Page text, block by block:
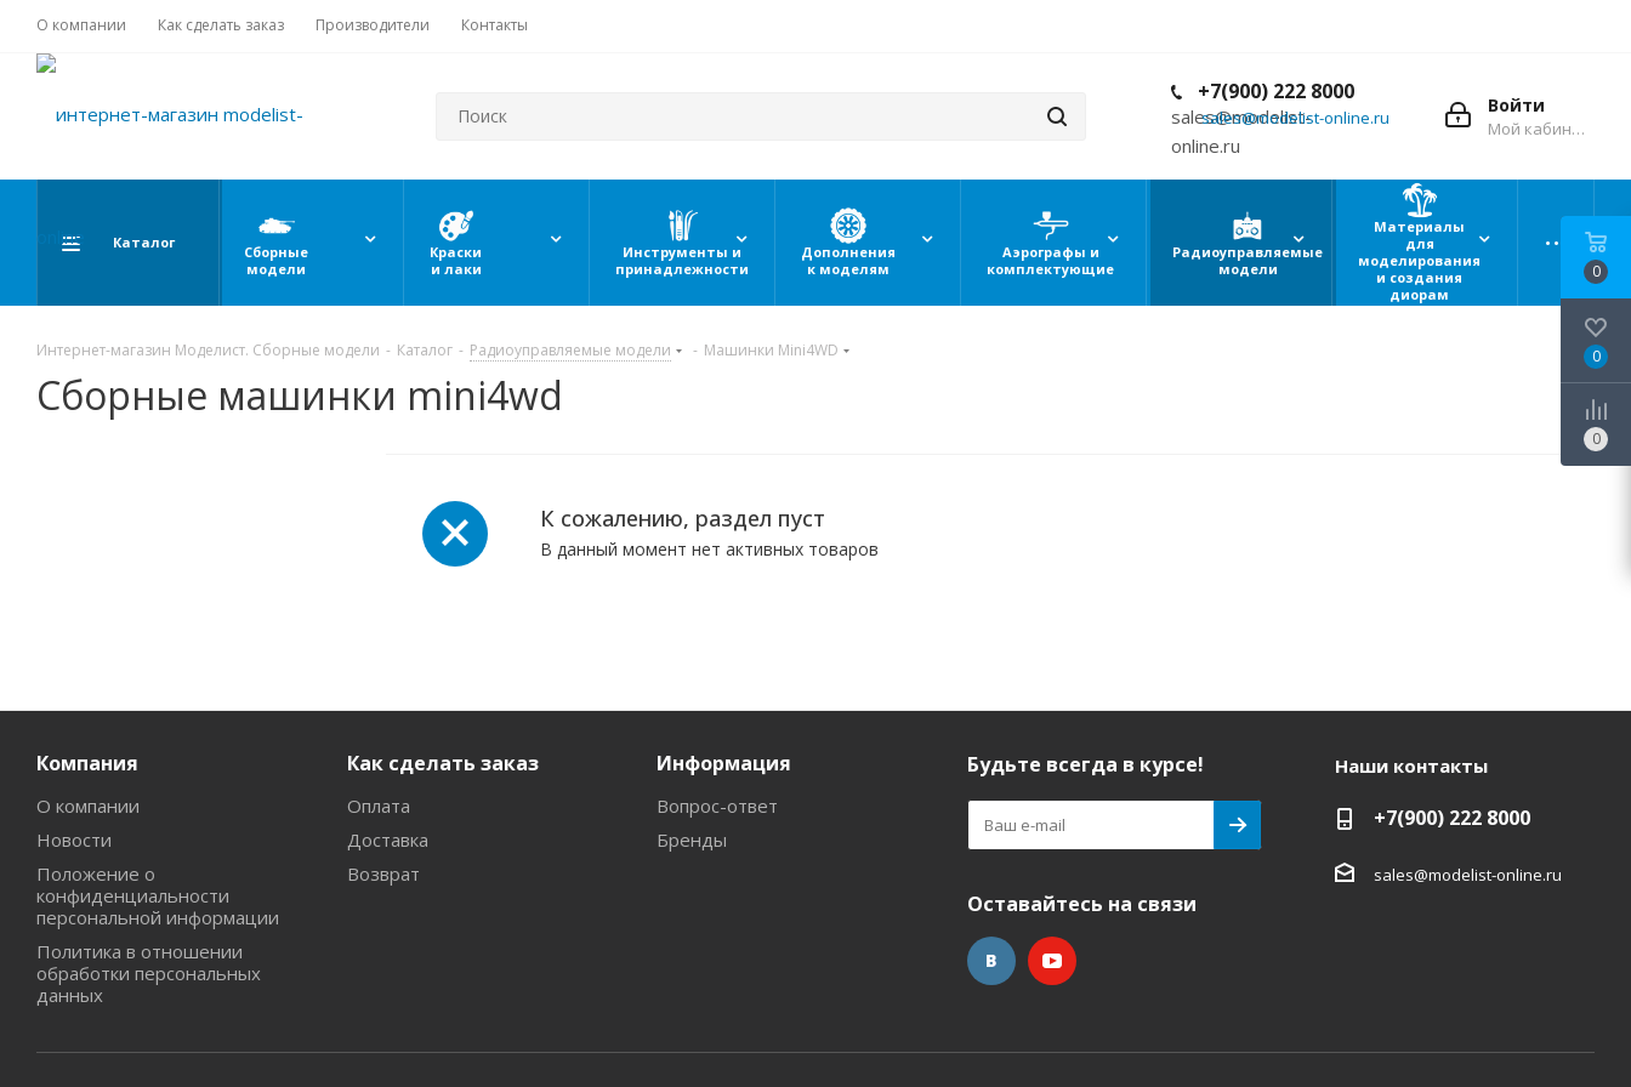
О компании Как сделать заказ Производители Контакты
Войти
Мой кабинет
+7(900) 222 8000
sales@modelist-online.ru
Каталог
Сборные
модели
Краски
и лаки
Инструменты и
принадлежности
Дополнения
к моделям
Аэрографы и
комплектующие
Радиоуправляемые
модели
Материалы
для
моделирования
и создания
диорам
Интернет-магазин Моделист. Сборные модели - Каталог - Радиоуправляемые модели - Машинки Mini4WD
Сборные машинки mini4wd
К сожалению, раздел пуст
В данный момент нет активных товаров
Компания
О компании
Новости
Положение о
конфиденциальности
персональной информации
Политика в отношении
обработки персональных
данных
Как сделать заказ
Оплата
Доставка
Возврат
Информация
Вопрос-ответ
Бренды
Будьте всегда в курсе!
Оставайтесь на связи
Наши контакты
+7(900) 222 8000
sales@modelist-online.ru
0
0
0